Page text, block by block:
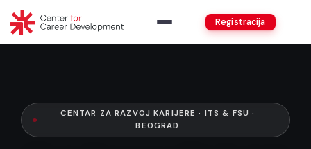
Registracija
CENTAR ZA RAZVOJ KARIJERE · ITS & FSU ·
BEOGRAD